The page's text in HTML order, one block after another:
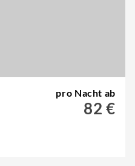
pro Nacht ab
82 €